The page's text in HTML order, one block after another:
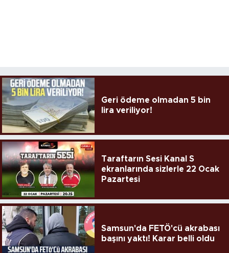
Geri ödeme olmadan 5 bin
lira veriliyor!
Taraftarın Sesi Kanal S
ekranlarında sizlerle 22 Ocak
Pazartesi
Samsun'da FETÖ'cü akrabası
başını yaktı! Karar belli oldu